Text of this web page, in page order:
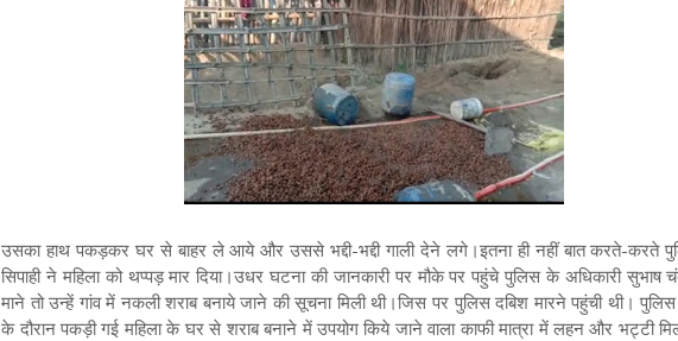
उसका हाथ पकड़कर घर से बाहर ले आये और उससे भद्दी-भद्दी गाली देने लगे।इतना ही नहीं बात करते-करते
सिपाही ने महिला को थप्पड़ मार दिया।उधर घटना की जानकारी पर मौके पर पहुंचे पुलिस के अधिकारी सुभाष
माने तो उन्हें गांव में नकली शराब बनाये जाने की सूचना मिली थी।जिस पर पुलिस दबिश मारने पहुंची थी।
के दौरान पकड़ी गई महिला के घर से शराब बनाने में उपयोग किये जाने वाला काफी मात्रा में लहन और भट्टी